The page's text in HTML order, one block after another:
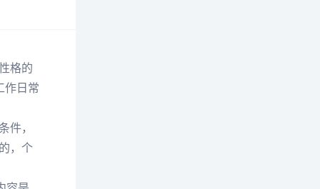
格的
作日常
件，
，个